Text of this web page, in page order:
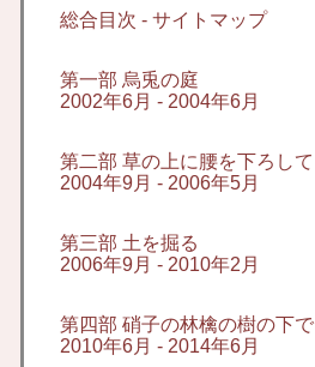
総合目次 - サイトマップ
第一部 烏兎の庭
2002年6月 - 2004年6月
第二部 草の上に腰を下ろして
2004年9月 - 2006年5月
第三部 土を掘る
2006年9月 - 2010年2月
第四部 硝子の林檎の樹の下で
2010年6月 - 2014年6月